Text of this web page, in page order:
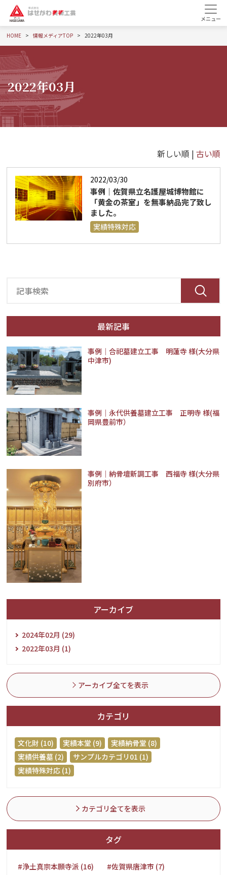
HOME 情報メディアTOP 2022年03月
2022年03月
新しい順 | 古い順
2022/03/30
事例｜佐賀県立名護屋城博物館に
「黄金の茶室」を無事納品完了致し
ました。
実績特殊対応
最新記事
事例│合祀墓建立工事 明蓮寺 様(大分県
中津市)
事例｜永代供養墓建立工事 正明寺 様(福
岡県豊前市）
事例｜納骨壇新調工事 西福寺 様(大分県
別府市）
アーカイブ
2024年02月 (29)
2022年03月 (1)
アーカイブ全てを表示
カテゴリ
文化財 (10) 実績本堂 (9)
実績納骨堂 (8)
実績供養墓 (2)
サンプルカテゴリ01 (1)
実績特殊対応 (1)
カテゴリ全てを表示
タグ
#浄土真宗本願寺派 (16)
#佐賀県唐津市 (7)